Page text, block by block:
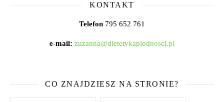
KONTAKT
Telefon 795 652 761
e-mail: zuzanna@dietetykaplodnosci.pl
CO ZNAJDZIESZ NA STRONIE?